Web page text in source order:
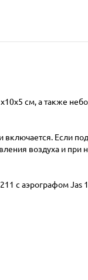
см, а также
Если
воздуха и при
с аэрографом Jas